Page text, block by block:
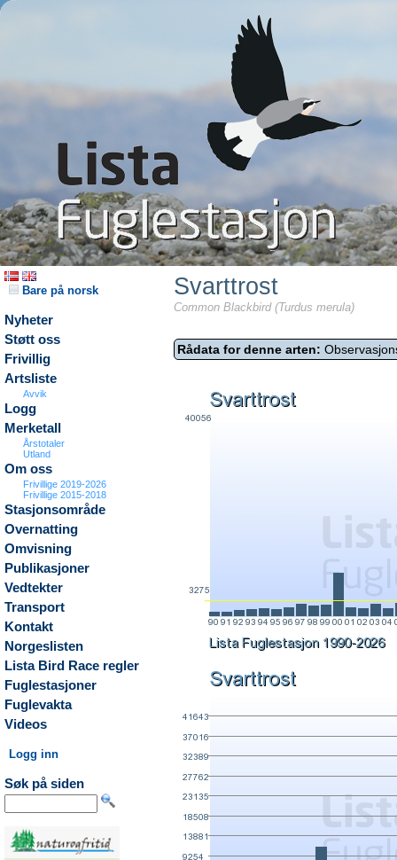
Bare på norsk
Nyheter
Støtt oss
Frivillig
Artsliste
Avvik
Logg
Merketall
Årstotaler
Utland
Om oss
Frivillige 2019-2026
Frivillige 2015-2018
Stasjonsområde
Overnatting
Omvisning
Publikasjoner
Vedtekter
Transport
Kontakt
Norgeslisten
Lista Bird Race regler
Fuglestasjoner
Fuglevakta
Videos
Logg inn
Søk på siden
Svarttrost
Common Blackbird (Turdus merula)
Rådata for denne arten: